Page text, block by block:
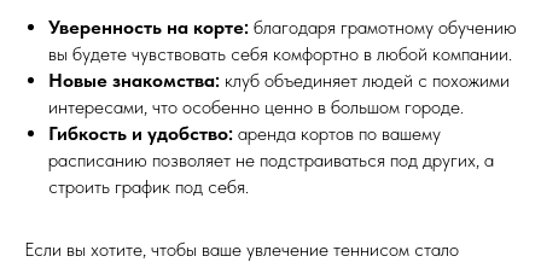
Уверенность на корте: благодаря грамотному обучению
вы будете чувствовать себя комфортно в любой компании.
Новые знакомства: клуб объединяет людей с похожими
интересами, что особенно ценно в большом городе.
Гибкость и удобство: аренда кортов по вашему
расписанию позволяет не подстраиваться под других, а
строить график под себя.
Если вы хотите, чтобы ваше увлечение теннисом стало